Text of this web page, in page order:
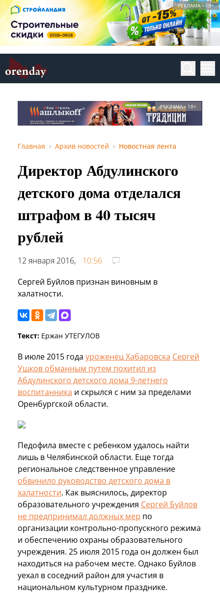
РЕКЛАМА • 18+
РЕКЛАМА • 18+
Главная Архив новостей Новостная лента
Директор Абдулинского
детского дома отделался
штрафом в 40 тысяч
рублей
12 января 2016,
10:56
Сергей Буйлов признан виновным в
халатности.
Текст: Ержан УТЕГУЛОВ
В июле 2015 года уроженец Хабаровска Сергей
Ушков обманным путем похитил из
Абдулинского детского дома 9-летнего
воспитанника и скрылся с ним за пределами
Оренбургской области.
Педофила вместе с ребенком удалось найти
лишь в Челябинской области. Еще тогда
региональное следственное управление
обвинило руководство детского дома в
халатности. Как выяснилось, директор
образовательного учреждения Сергей Буйлов
не предпринимал должных мер по
организации контрольно-пропускного режима
и обеспечению охраны образовательного
учреждения. 25 июля 2015 года он должен был
находиться на рабочем месте. Однако Буйлов
уехал в соседний район для участия в
национальном культурном празднике.